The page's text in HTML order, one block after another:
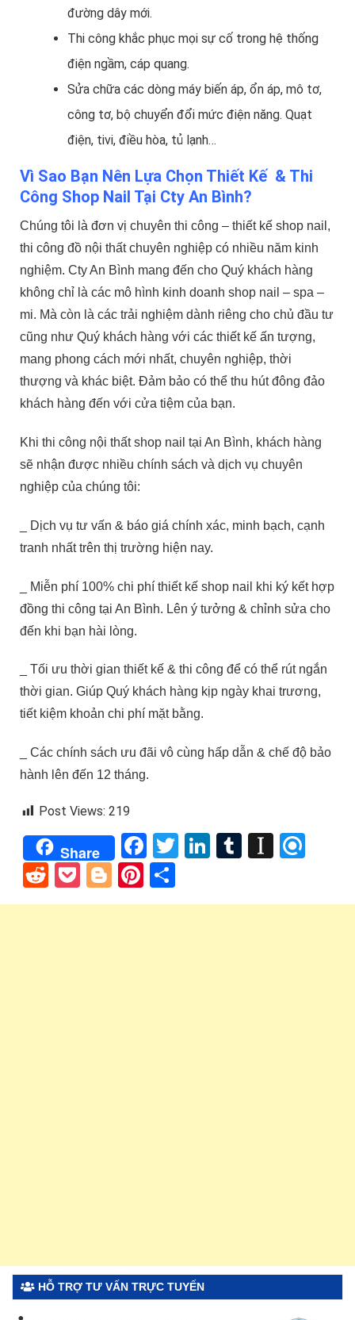
đường dây mới.
Thi công khắc phục mọi sự cố trong hệ thống
điện ngầm, cáp quang.
Sửa chữa các dòng máy biến áp, ổn áp, mô tơ,
công tơ, bộ chuyển đổi mức điện năng. Quạt
điện, tivi, điều hòa, tủ lạnh…
Vì Sao Bạn Nên Lựa Chọn Thiết Kế & Thi
Công Shop Nail Tại Cty An Bình?
Chúng tôi là đơn vị chuyên thi công – thiết kế shop nail,
thi công đồ nội thất chuyên nghiệp có nhiều năm kinh
nghiệm. Cty An Bình mang đến cho Quý khách hàng
không chỉ là các mô hình kinh doanh shop nail – spa –
mi. Mà còn là các trải nghiệm dành riêng cho chủ đầu tư
cũng như Quý khách hàng với các thiết kế ấn tượng,
mang phong cách mới nhất, chuyên nghiệp, thời
thượng và khác biệt. Đảm bảo có thể thu hút đông đảo
khách hàng đến với cửa tiệm của bạn.
Khi thi công nội thất shop nail tại An Bình, khách hàng
sẽ nhận được nhiều chính sách và dịch vụ chuyên
nghiệp của chúng tôi:
_ Dịch vụ tư vấn & báo giá chính xác, minh bạch, cạnh
tranh nhất trên thị trường hiện nay.
_ Miễn phí 100% chi phí thiết kế shop nail khi ký kết hợp
đồng thi công tại An Bình. Lên ý tưởng & chỉnh sửa cho
đến khi bạn hài lòng.
_ Tối ưu thời gian thiết kế & thi công để có thể rút ngắn
thời gian. Giúp Quý khách hàng kịp ngày khai trương,
tiết kiệm khoản chi phí mặt bằng.
_ Các chính sách ưu đãi vô cùng hấp dẫn & chế độ bảo
hành lên đến 12 tháng.
Post Views: 219
Share Facebook
TwitterLinkedIn
Tumblr
RedditPocket
BloggerPinterest
HỖ TRỢ TƯ VẤN TRỰC TUYẾN